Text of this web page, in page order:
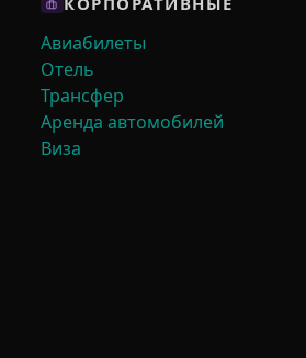
Авиабилеты
Отель
Трансфер
Аренда автомобилей
Виза